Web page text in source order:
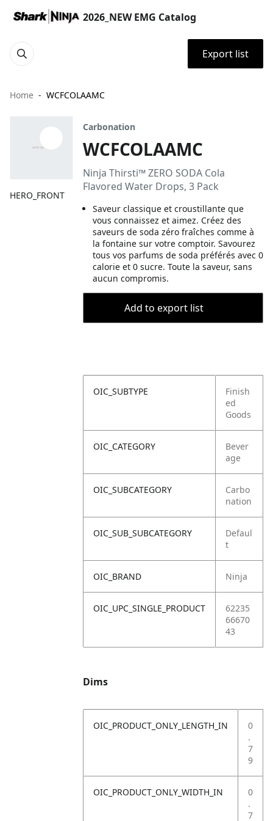
2026_NEW EMG Catalog
Export list
Home WCFCOLAAMC
HERO_FRONT
Carbonation
WCFCOLAAMC
Ninja Thirsti™ ZERO SODA Cola
Flavored Water Drops, 3 Pack
Saveur classique et croustillante que
vous connaissez et aimez. Créez des
saveurs de soda zéro fraîches comme à
la fontaine sur votre comptoir. Savourez
tous vos parfums de soda préférés avec 0
calorie et 0 sucre. Toute la saveur, sans
aucun compromis.
Add to export list
OIC_SUBTYPE
Finish
ed
Goods
OIC_CATEGORY
Bever
age
OIC_SUBCATEGORY
Carbo
nation
OIC_SUB_SUBCATEGORY
Defaul
t
OIC_BRAND Ninja
OIC_UPC_SINGLE_PRODUCT
62235
66670
43
Dims
OIC_PRODUCT_ONLY_LENGTH_IN
0
.
7
9
OIC_PRODUCT_ONLY_WIDTH_IN
0
.
7